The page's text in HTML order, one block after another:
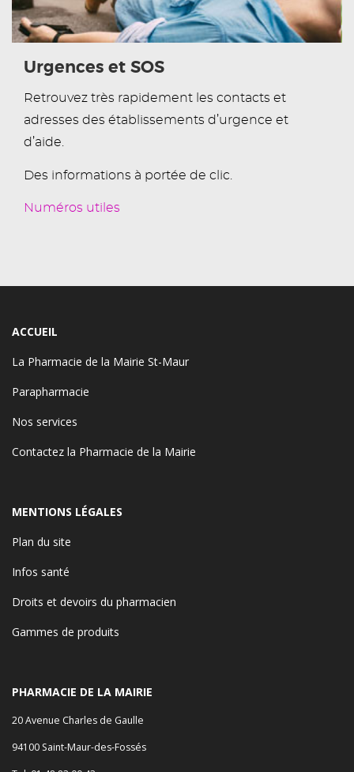
Urgences et SOS
Retrouvez très rapidement les contacts et
adresses des établissements d’urgence et
d’aide.
Des informations à portée de clic.
Numéros utiles
ACCUEIL
La Pharmacie de la Mairie St-Maur
Parapharmacie
Nos services
Contactez la Pharmacie de la Mairie
MENTIONS LÉGALES
Plan du site
Infos santé
Droits et devoirs du pharmacien
Gammes de produits
PHARMACIE DE LA MAIRIE
20 Avenue Charles de Gaulle
94100 Saint-Maur-des-Fossés